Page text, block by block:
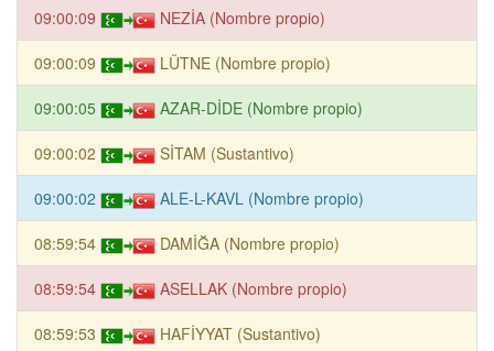
09:00:09 NEZİA (Nombre propio)
09:00:09 LÜTNE (Nombre propio)
09:00:05 AZAR-DİDE (Nombre propio)
09:00:02 SİTAM (Sustantivo)
09:00:02 ALE-L-KAVL (Nombre propio)
08:59:54 DAMİĞA (Nombre propio)
08:59:54 ASELLAK (Nombre propio)
08:59:53 HAFİYYAT (Sustantivo)